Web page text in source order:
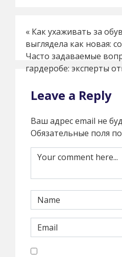
« Как ухаживать за
выглядела как новая:
Часто задаваемые
гардеробе: эксперты
Leave a Reply
Ваш адрес email не
Обязательные поля